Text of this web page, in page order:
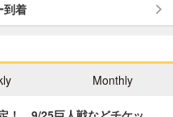
到着
Monthly